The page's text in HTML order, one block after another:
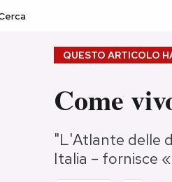
Consumismi
QUESTO ARTICOLO
Come
"L'Atlante delle
Italia – fornisce